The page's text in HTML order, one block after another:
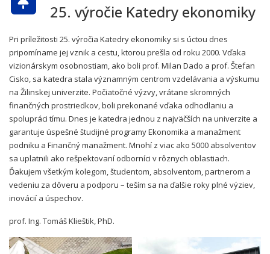
25. výročie Katedry ekonomiky
Pri príležitosti 25. výročia Katedry ekonomiky si s úctou dnes
pripomíname jej vznik a cestu, ktorou prešla od roku 2000. Vďaka
vizionárskym osobnostiam, ako boli prof. Milan Dado a prof. Štefan
Cisko, sa katedra stala významným centrom vzdelávania a výskumu
na Žilinskej univerzite. Počiatočné výzvy, vrátane skromných
finančných prostriedkov, boli prekonané vďaka odhodlaniu a
spolupráci tímu. Dnes je katedra jednou z najväčších na univerzite a
garantuje úspešné študijné programy Ekonomika a manažment
podniku a Finančný manažment. Mnohí z viac ako 5000 absolventov
sa uplatnili ako rešpektovaní odborníci v rôznych oblastiach.
Ďakujem všetkým kolegom, študentom, absolventom, partnerom a
vedeniu za dôveru a podporu – teším sa na ďalšie roky plné výziev,
inovácií a úspechov.
prof. Ing. Tomáš Klieštik, PhD.